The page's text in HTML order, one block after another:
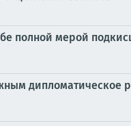
полной мерой
дипломатическое